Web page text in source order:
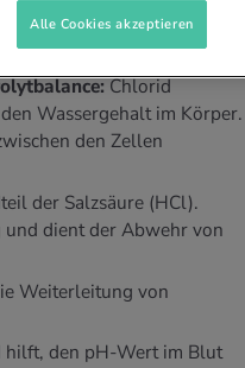
Chlorid
Wassergehalt im Körper.
den Zellen
der Salzsäure (HCl).
dient der Abwehr von
Weiterleitung von
hilft, den pH-Wert im Blut
Alle Cookies akzeptieren